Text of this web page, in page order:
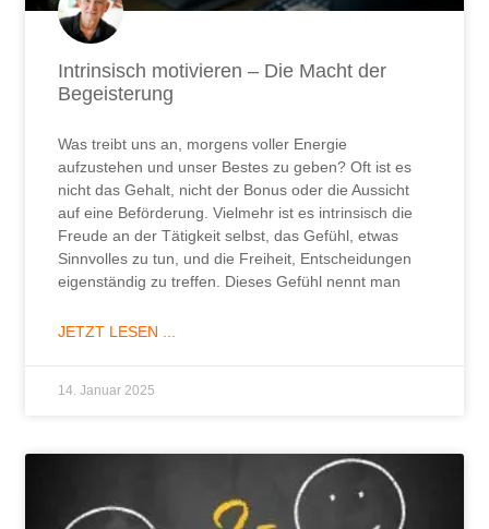
Intrinsisch motivieren – Die Macht der
Begeisterung
Was treibt uns an, morgens voller Energie
aufzustehen und unser Bestes zu geben? Oft ist es
nicht das Gehalt, nicht der Bonus oder die Aussicht
auf eine Beförderung. Vielmehr ist es intrinsisch die
Freude an der Tätigkeit selbst, das Gefühl, etwas
Sinnvolles zu tun, und die Freiheit, Entscheidungen
eigenständig zu treffen. Dieses Gefühl nennt man
JETZT LESEN ...
14. Januar 2025